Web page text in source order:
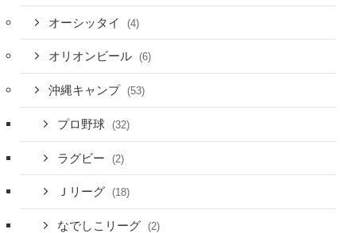
オーシッタイ (4)
オリオンビール (6)
沖縄キャンプ (53)
プロ野球 (32)
ラグビー (2)
Ｊリーグ (18)
なでしこリーグ (2)